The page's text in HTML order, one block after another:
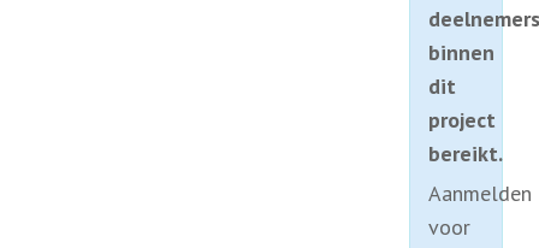
deelnemers
binnen
dit
project
bereikt.
Aanmelden
voor